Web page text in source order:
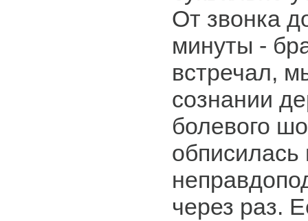
От звонка
минуты -
встречал,
сознании
болевого
обписилась
через раз.